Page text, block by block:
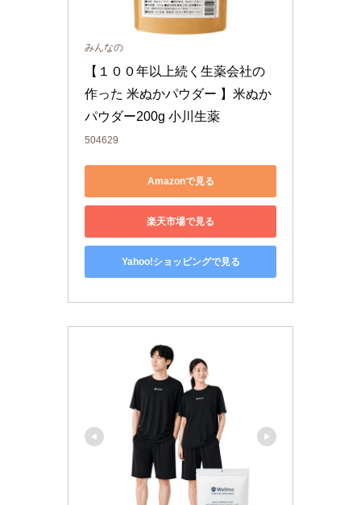
みんなの
【１００年以上続く生薬会社の
作った 米ぬかパウダー 】米ぬか
パウダー200g 小川生薬
504629
Amazonで見る
楽天市場で見る
Yahoo!ショッピングで見る